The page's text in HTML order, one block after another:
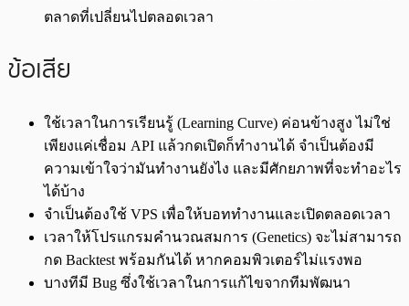
ตลาดที่เปลี่ยนไปตลอดเวลา
ข้อเสีย
ใช้เวลาในการเรียนรู้ (Learning Curve) ค่อนข้างสูง ไม่ใช่
เพียงแค่เชื่อม API แล้วกดเปิดก็ทำงานได้ จำเป็นต้องมี
ความเข้าใจว่ามันทำงานยังไง และมีศักยภาพที่จะทำอะไร
ได้บ้าง
จำเป็นต้องใช้ VPS เพื่อให้บอททำงานและเปิดตลอดเวลา
เวลาให้โปรแกรมคำนวณสมการ (Genetics) จะไม่สามารถ
กด Backtest พร้อมกันได้ หากคอมพิวเตอร์ไม่แรงพอ
บางทีมี Bug ซึ่งใช้เวลาในการแก้ไขจากทีมพัฒนา